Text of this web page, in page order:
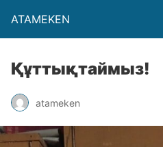
ATAMEKEN
Құттықтаймыз!
atameken